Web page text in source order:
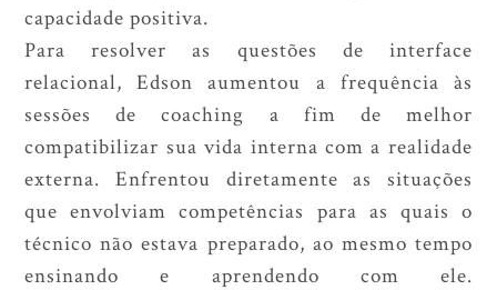
capacidade positiva.
Para resolver as questões de interface
relacional, Edson aumentou a frequência às
sessões de coaching a fim de melhor
compatibilizar sua vida interna com a realidade
externa. Enfrentou diretamente as situações
que envolviam competências para as quais o
técnico não estava preparado, ao mesmo tempo
ensinando e aprendendo com ele.